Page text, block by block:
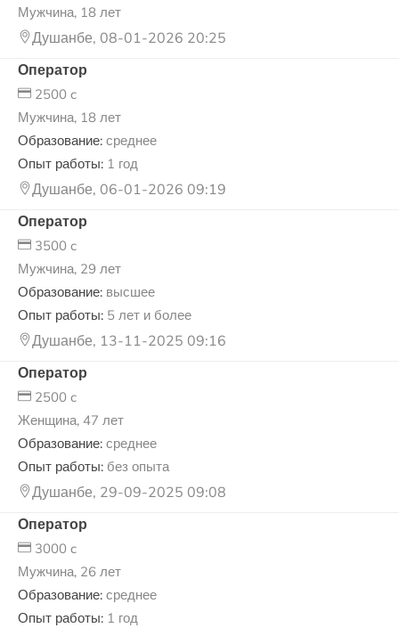
Мужчина, 18 лет
Душанбе, 08-01-2026 20:25
Оператор
2500 c
Мужчина, 18 лет
Образование: среднее
Опыт работы: 1 год
Душанбе, 06-01-2026 09:19
Оператор
3500 c
Мужчина, 29 лет
Образование: высшее
Опыт работы: 5 лет и более
Душанбе, 13-11-2025 09:16
Оператор
2500 c
Женщина, 47 лет
Образование: среднее
Опыт работы: без опыта
Душанбе, 29-09-2025 09:08
Оператор
3000 c
Мужчина, 26 лет
Образование: среднее
Опыт работы: 1 год